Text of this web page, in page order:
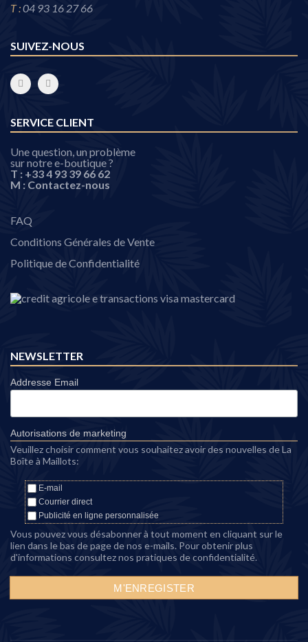
T :04 93 16 27 66
SUIVEZ-NOUS
SERVICE CLIENT
Une question, un problème
sur notre e-boutique ?
T : +33 4 93 39 66 62
M : Contactez-nous
FAQ
Conditions Générales de Vente
Politique de Confidentialité
NEWSLETTER
Addresse Email
Autorisations de marketing
Veuillez choisir comment vous souhaitez avoir des nouvelles de La
Boîte à Maillots:
E-mail
Courrier direct
Publicité en ligne personnalisée
Vous pouvez vous désabonner à tout moment en cliquant sur le
lien dans le bas de page de nos e-mails. Pour obtenir plus
d'informations consultez nos pratiques de confidentialité.